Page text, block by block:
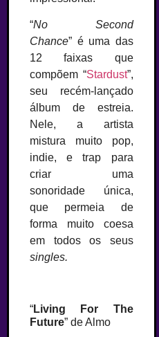
“No Second
Chance” é uma das
12 faixas que
compõem “Stardust”,
seu recém-lançado
álbum de estreia.
Nele, a artista
mistura muito pop,
indie, e trap para
criar uma
sonoridade única,
que permeia de
forma muito coesa
em todos os seus
singles.
“Living For The
Future” de Almo